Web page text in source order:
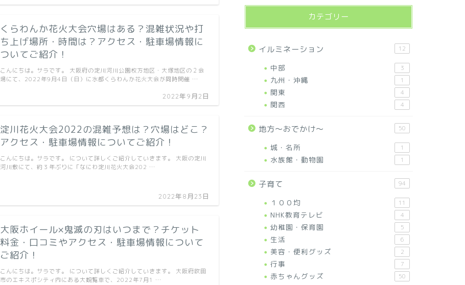
くらわんか花火大会穴場はある？混雑状況や打
ち上げ場所・時間は？アクセス・駐車場情報に
ついてご紹介！
2022年9月2日
こんにちは。サラです。 大阪府の淀川河川公園枚方地区・大塚地区の２会
場にて、2022年9月4日（日）に水都くらわんか花火大会が同時開催 …
淀川花火大会2022の混雑予想は？穴場はどこ？
アクセス・駐車場情報についてご紹介！
2022年8月23日
こんにちは。サラです。 について詳しくご紹介していきます。 大阪の淀川
河川敷にて、約３年ぶりに「なにわ淀川花火大会202 …
大阪ホイール×鬼滅の刃はいつまで？チケット
料金・口コミやアクセス・駐車場情報について
ご紹介！
こんにちは。サラです。 について詳しくご紹介していきます。 大阪府吹田
市のエキスポシティ内にある大観覧車で、2022年7月1 …
カテゴリー
イルミネーション 12
中部 3
九州・沖縄 1
関東 4
関西 4
地方～おでかけ～ 50
城・名所 1
水族館・動物園 1
子育て 94
１００均 11
NHK教育テレビ 4
幼稚園・保育園 5
生活 6
美容・便利グッズ 2
行事 7
赤ちゃんグッズ 50